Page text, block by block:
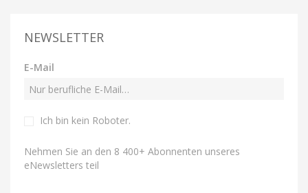
NEWSLETTER
E-Mail
Ich bin kein Roboter.
Nehmen Sie an den 8 400+ Abonnenten unseres
eNewsletters teil